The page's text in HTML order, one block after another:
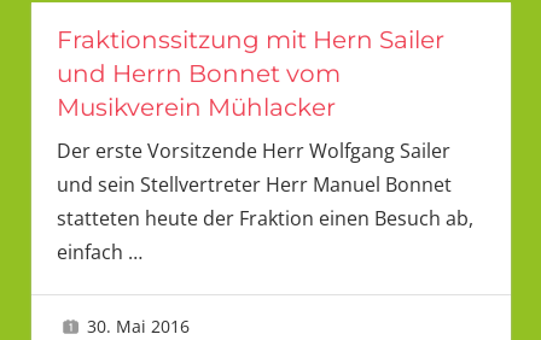
Fraktionssitzung mit Hern Sailer
und Herrn Bonnet vom
Musikverein Mühlacker
Der erste Vorsitzende Herr Wolfgang Sailer
und sein Stellvertreter Herr Manuel Bonnet
statteten heute der Fraktion einen Besuch ab,
einfach …
30. Mai 2016